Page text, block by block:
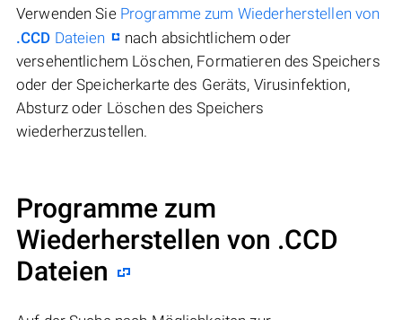
Verwenden Sie Programme zum Wiederherstellen von
.CCD Dateien
nach absichtlichem oder
versehentlichem Löschen, Formatieren des Speichers
oder der Speicherkarte des Geräts, Virusinfektion,
Absturz oder Löschen des Speichers
wiederherzustellen.
Programme zum
Wiederherstellen von .CCD
Dateien